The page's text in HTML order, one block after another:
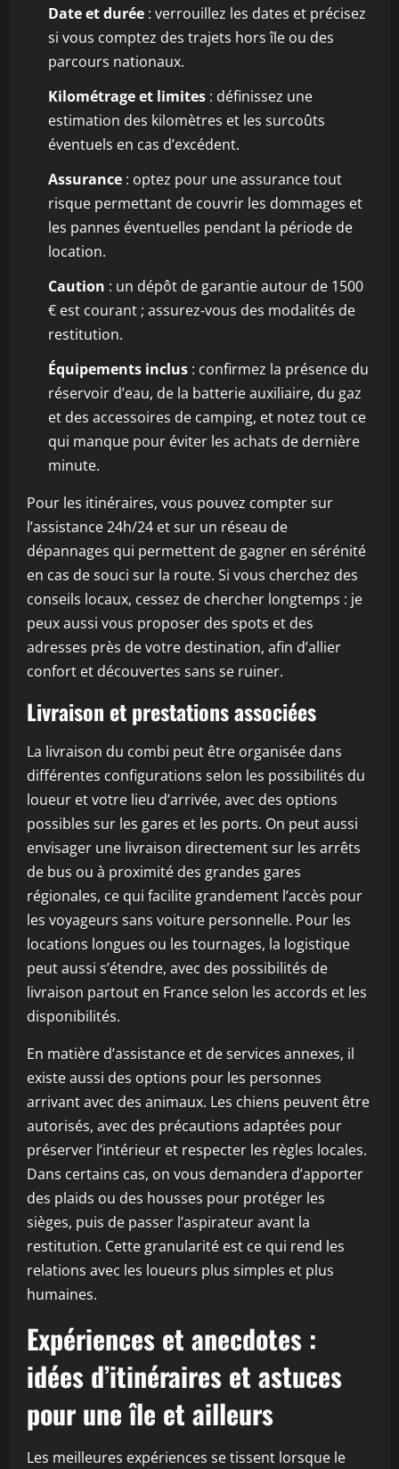
Date et durée : verrouillez les dates et précisez
si vous comptez des trajets hors île ou des
parcours nationaux.
Kilométrage et limites : définissez une
estimation des kilomètres et les surcoûts
éventuels en cas d’excédent.
Assurance : optez pour une assurance tout
risque permettant de couvrir les dommages et
les pannes éventuelles pendant la période de
location.
Caution : un dépôt de garantie autour de 1500
€ est courant ; assurez‑vous des modalités de
restitution.
Équipements inclus : confirmez la présence du
réservoir d’eau, de la batterie auxiliaire, du gaz
et des accessoires de camping, et notez tout ce
qui manque pour éviter les achats de dernière
minute.
Pour les itinéraires, vous pouvez compter sur
l’assistance 24h/24 et sur un réseau de
dépannages qui permettent de gagner en sérénité
en cas de souci sur la route. Si vous cherchez des
conseils locaux, cessez de chercher longtemps : je
peux aussi vous proposer des spots et des
adresses près de votre destination, afin d’allier
confort et découvertes sans se ruiner.
Livraison et prestations associées
La livraison du combi peut être organisée dans
différentes configurations selon les possibilités du
loueur et votre lieu d’arrivée, avec des options
possibles sur les gares et les ports. On peut aussi
envisager une livraison directement sur les arrêts
de bus ou à proximité des grandes gares
régionales, ce qui facilite grandement l’accès pour
les voyageurs sans voiture personnelle. Pour les
locations longues ou les tournages, la logistique
peut aussi s’étendre, avec des possibilités de
livraison partout en France selon les accords et les
disponibilités.
En matière d’assistance et de services annexes, il
existe aussi des options pour les personnes
arrivant avec des animaux. Les chiens peuvent être
autorisés, avec des précautions adaptées pour
préserver l’intérieur et respecter les règles locales.
Dans certains cas, on vous demandera d’apporter
des plaids ou des housses pour protéger les
sièges, puis de passer l’aspirateur avant la
restitution. Cette granularité est ce qui rend les
relations avec les loueurs plus simples et plus
humaines.
Expériences et anecdotes :
idées d’itinéraires et astuces
pour une île et ailleurs
Les meilleures expériences se tissent lorsque le